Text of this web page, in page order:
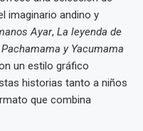
imaginario andino y
Ayar, La leyenda de
y Yacumama
un estilo gráfico
historias tanto a niños
que combina